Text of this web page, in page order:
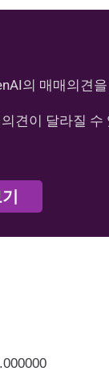
의 매매의견
견이 달라질 수